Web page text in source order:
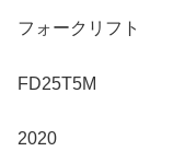
フォークリフト
FD25T5M
2020